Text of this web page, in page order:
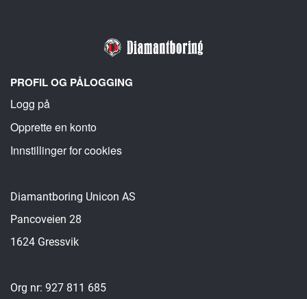
PROFIL OG PÅLOGGING
Logg på
Opprette en konto
Innstillinger for cookies
Diamantboring Unicon AS
Pancoveien 28
1624 Gressvik
Org nr: 927 811 685